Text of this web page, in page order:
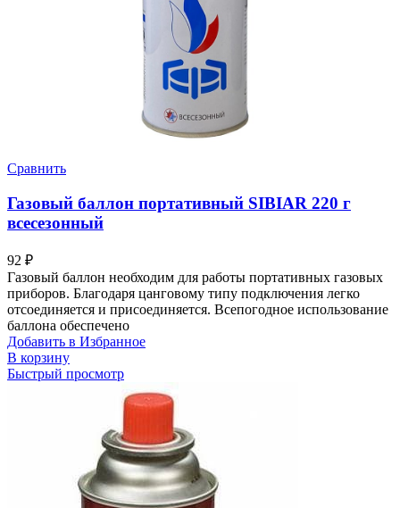
Сравнить
Газовый баллон портативный SIBIAR 220 г
всесезонный
92 ₽
Газовый баллон необходим для работы портативных газовых
приборов. Благодаря цанговому типу подключения легко
отсоединяется и присоединяется. Всепогодное использование
баллона обеспечено
Добавить в Избранное
В корзину
Быстрый просмотр